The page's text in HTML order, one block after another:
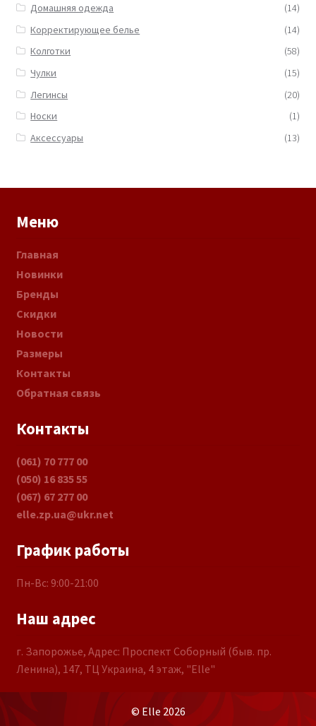
Домашняя одежда
(14)
Корректирующее белье
(14)
Колготки
(58)
Чулки
(15)
Легинсы
(20)
Носки
(1)
Аксессуары
(13)
Меню
Главная
Новинки
Бренды
Скидки
Новости
Размеры
Контакты
Обратная связь
Контакты
(061) 70 777 00
(050) 16 835 55
(067) 67 277 00
elle.zp.ua@ukr.net
График работы
Пн-Вс: 9:00-21:00
Наш адрес
г. Запорожье, Адрес: Проспект Соборный (быв. пр.
Ленина), 147, ТЦ Украина, 4 этаж, "Elle"
© Elle 2026